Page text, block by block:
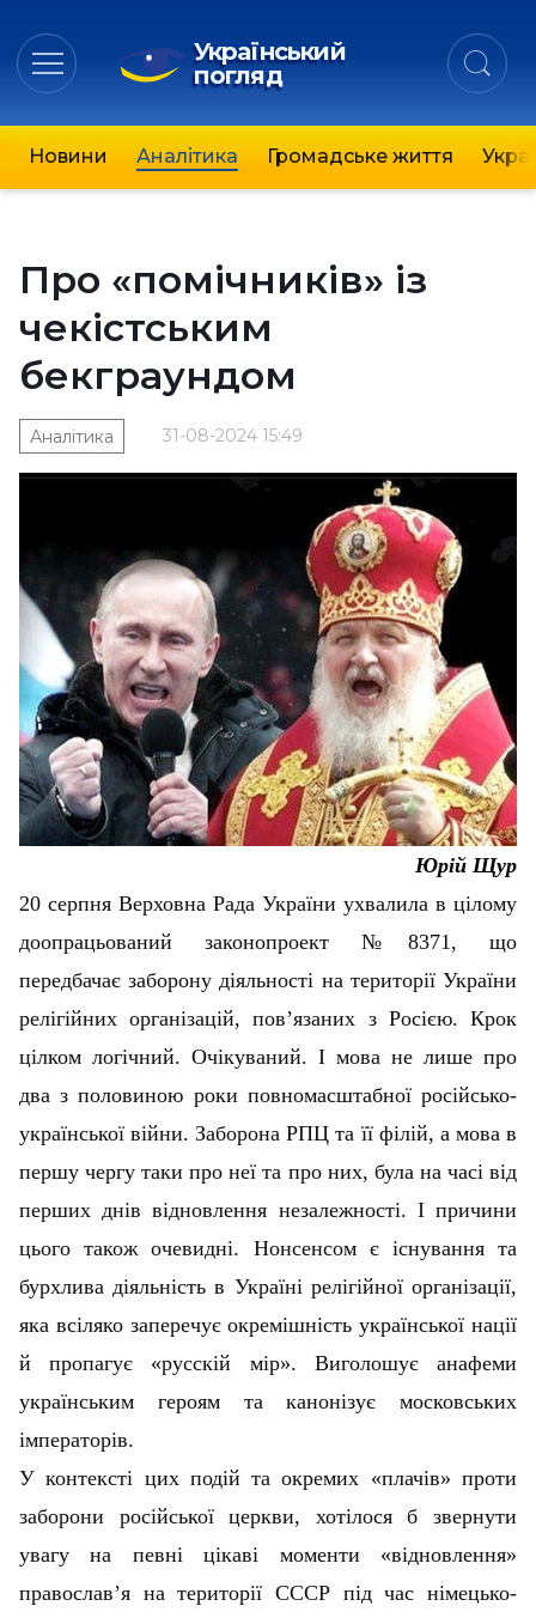
Український
погляд
Новини Аналітика Громадське життя
Про «помічників» із
чекістським
бекграундом
31-08-2024 15:49
Аналітика
Юрій Щур
20 серпня Верховна Рада України ухвалила в цілому
доопрацьований законопроект №8371, що
передбачає заборону діяльності на території України
релігійних організацій, пов’язаних з Росією. Крок
цілком логічний. Очікуваний. І мова не лише про
два з половиною роки повномасштабної російсько-
української війни. Заборона РПЦ та її філій, а мова в
першу чергу таки про неї та про них, була на часі від
перших днів відновлення незалежності. І причини
цього також очевидні. Нонсенсом є існування та
бурхлива діяльність в Україні релігійної організації,
яка всіляко заперечує окремішність української нації
й пропагує «русскій мір». Виголошує анафеми
українським героям та канонізує московських
імператорів.
У контексті цих подій та окремих «плачів» проти
заборони російської церкви, хотілося б звернути
увагу на певні цікаві моменти «відновлення»
православ’я на території СССР під час німецько-